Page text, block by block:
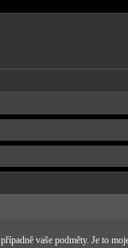
vaše podměty. Je to